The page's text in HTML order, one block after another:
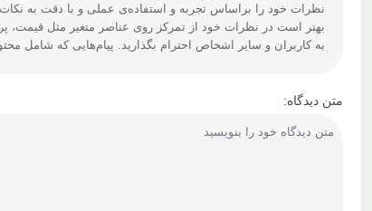
نظرات خود را براساس تجربه و استفاده‌ی عملی و با دقت به
بهتر است در نظرات خود از تمرکز روی عناصر متغیر مثل قیمت،
به کاربران و سایر اشخاص احترام بگذارید. پیام‌هایی که شامل
متن دیدگاه: